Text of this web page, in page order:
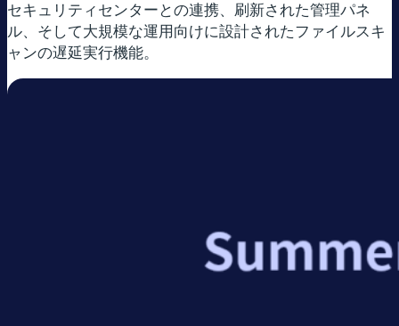
セキュリティセンターとの連携、刷新された管理パネ
ル、そして大規模な運用向けに設計されたファイルスキ
ャンの遅延実行機能。